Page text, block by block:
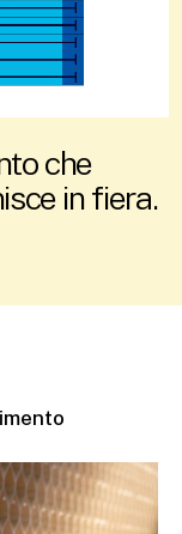
che
in fiera.